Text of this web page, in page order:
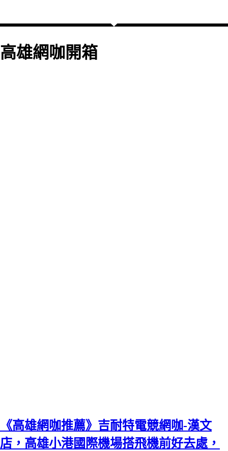
高雄網咖開箱
《高雄網咖推薦》吉耐特電競網咖-漢文
店，高雄小港國際機場搭飛機前好去處，